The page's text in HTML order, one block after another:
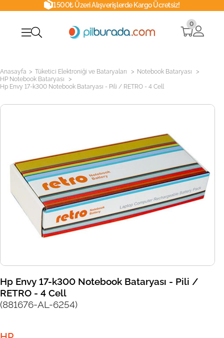
1500₺ Üzeri Alışverişlerde Kargo Ücretsiz!
0
Anasayfa > Tüketici Elektroniği ve Bataryaları > Notebook Bataryası >
HP Notebook Bataryası >
Hp Envy 17-k300 Notebook Bataryası - Pili / RETRO - 4 Cell
Hp Envy 17-k300 Notebook Bataryası - Pili /
RETRO - 4 Cell
(881676-AL-6254)